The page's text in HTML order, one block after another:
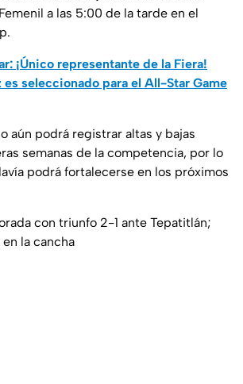
a las 5:00 de la tarde en el
¡Único representante de la Fiera!
es seleccionado para el All-Star Game
aún podrá registrar altas y bajas
semanas de la competencia, por lo
podrá fortalecerse en los próximos
con triunfo 2-1 ante Tepatitlán;
la cancha